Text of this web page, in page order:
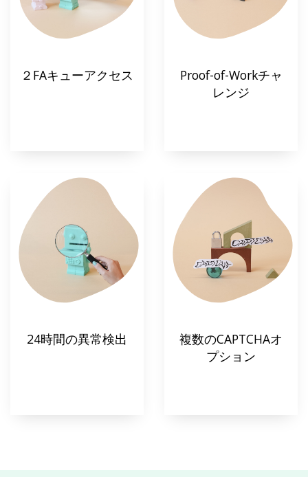
２FAキューアクセス
Proof-of-Workチャ
レンジ
24時間の異常検出
複数のCAPTCHAオ
プション